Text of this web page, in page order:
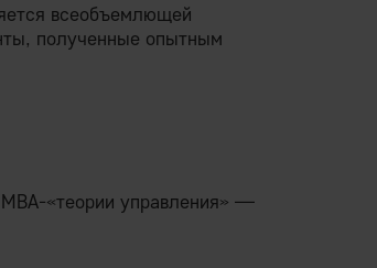
всеобъемлющей
полученные опытным
«теории управления» —